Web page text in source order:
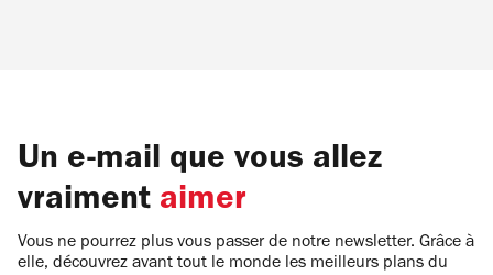
Un e-mail que vous allez
vraiment aimer
Vous ne pourrez plus vous passer de notre newsletter. Grâce à
elle, découvrez avant tout le monde les meilleurs plans du